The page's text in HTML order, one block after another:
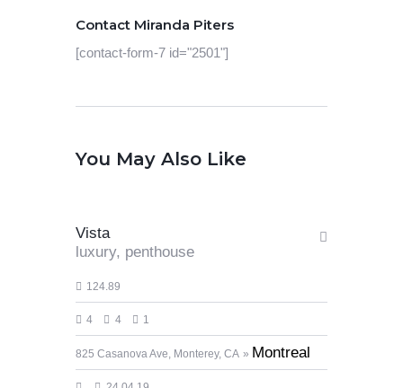
Contact Miranda Piters
[contact-form-7 id="2501"]
You May Also Like
1 700 000
$50.000/square m
Vista
luxury, penthouse
124.89
4 4 1
825 Casanova Ave, Monterey, CA Montreal